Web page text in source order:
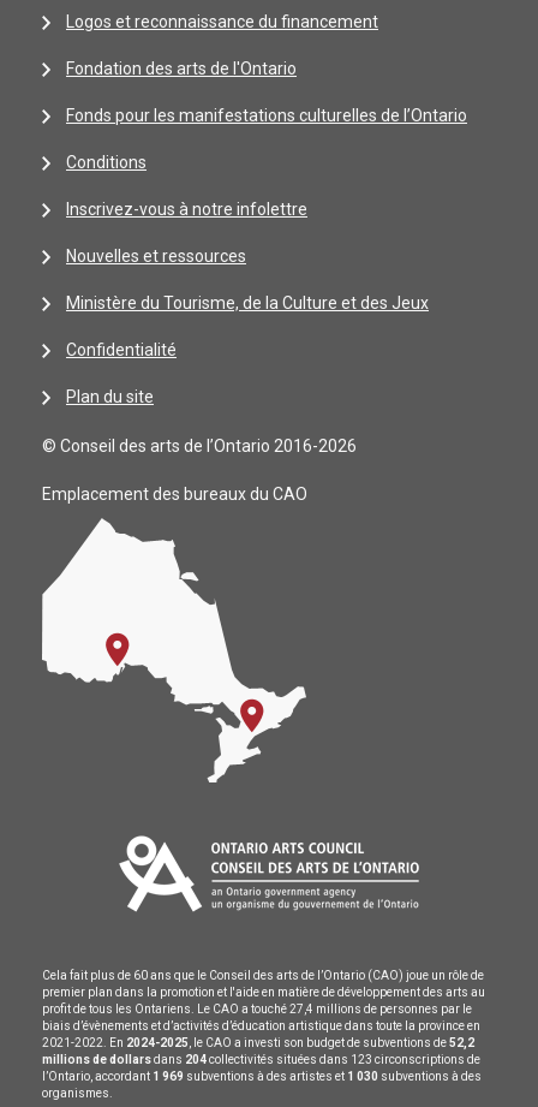
Logos et reconnaissance du financement
Fondation des arts de l'Ontario
Fonds pour les manifestations culturelles de l’Ontario
Conditions
Inscrivez-vous à notre infolettre
Nouvelles et ressources
Ministère du Tourisme, de la Culture et des Jeux
Confidentialité
Plan du site
© Conseil des arts de l’Ontario 2016-2026
Emplacement des bureaux du CAO
Cela fait plus de 60 ans que le Conseil des arts de l’Ontario (CAO) joue un rôle de
premier plan dans la promotion et l'aide en matière de développement des arts au
profit de tous les Ontariens. Le CAO a touché 27,4 millions de personnes par le
biais d’évènements et d’activités d’éducation artistique dans toute la province en
2021-2022. En 2024-2025 , le CAO a investi son budget de subventions de52,2
millions de dollarsdans 204collectivités situées dans 123 circonscriptions de
l’Ontario, accordant 1 969 subventions à des artistes et 1 030 subventions à des
organismes.